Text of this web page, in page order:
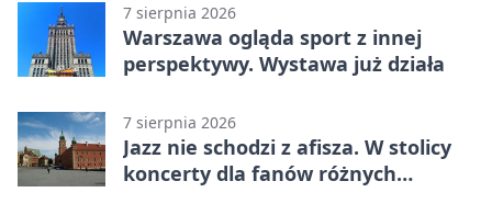
7 sierpnia 2026
Warszawa ogląda sport z innej
perspektywy. Wystawa już działa
7 sierpnia 2026
Jazz nie schodzi z afisza. W stolicy
koncerty dla fanów różnych